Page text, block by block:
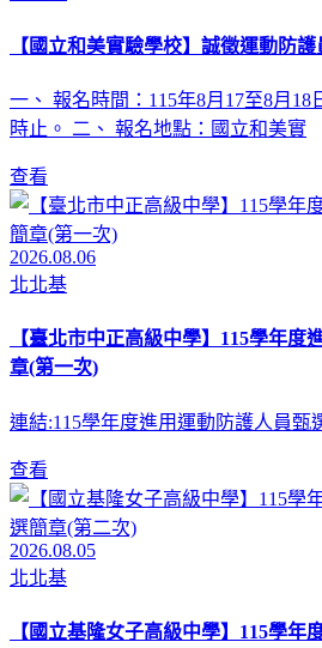
【國立和美實驗學校】誠徵運動防護
一、 報名時間：115年8月17至8月18
時止。 二、 報名地點：國立和美實
查看
2026.08.06
北北基
【臺北市中正高級中學】115學年度
章(第一次)
連結:115學年度進用運動防護人員甄
查看
2026.08.05
北北基
【國立基隆女子高級中學】115學年